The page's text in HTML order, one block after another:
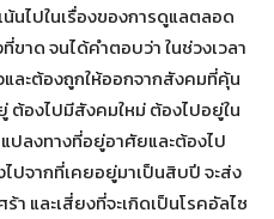
นไปในเรื่องของการดูแลตลอด
ขาด จนได้คำตอบว่า ในช่วงเวลา
ละต้องถูกให้ออกจากสังคมที่คุ้น
ต้องไปมีสังคมใหม่ ต้องไปอยู่ใน
ปลงทางที่อยู่อาศัยและต้องไป
ปจากที่เคยอยู่มาเป็นสิบปี จะส่ง
า และเสี่ยงที่จะเกิดเป็นโรคอัลไซ